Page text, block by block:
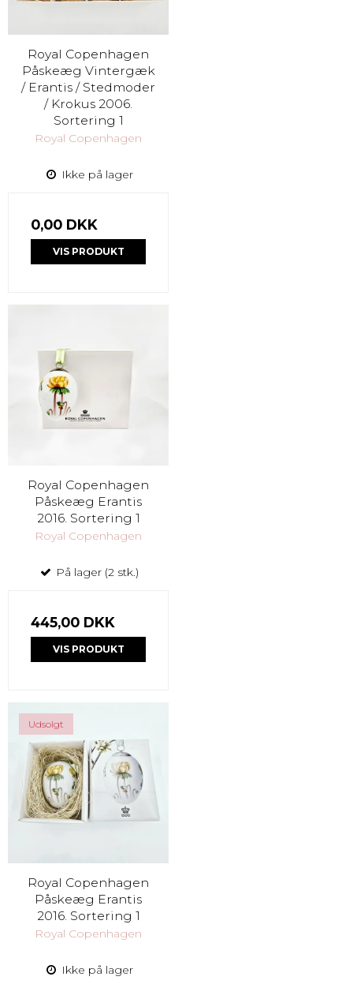
Royal Copenhagen
Påskeæg Vintergæk
/ Erantis / Stedmoder
/ Krokus 2006.
Sortering 1
Royal Copenhagen
Ikke på lager
0,00 DKK
VIS PRODUKT
Royal Copenhagen
Påskeæg Erantis
2016. Sortering 1
Royal Copenhagen
På lager (2 stk.)
445,00 DKK
VIS PRODUKT
Udsolgt
Royal Copenhagen
Påskeæg Erantis
2016. Sortering 1
Royal Copenhagen
Ikke på lager